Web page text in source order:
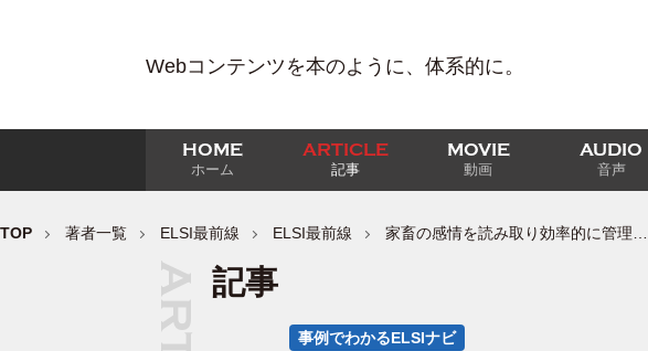
Webコンテンツを本のように、体系的に。
HOME
ホーム
ARTICLE
記事
MOVIE
動画
AUDIO
音声
TOP 著者一覧 ELSI最前線 ELSI最前線 家畜の感情を読み取り効率的に管理
記事
事例でわかるELSIナビ